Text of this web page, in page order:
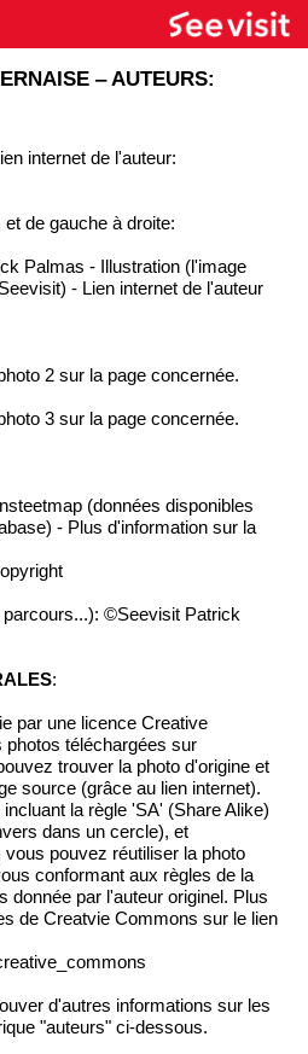
‒ AUTEURS:
internet de l'auteur:
et de gauche à droite:
Palmas - Illustration (l'image
- Lien internet de l'auteur
2 sur la page concernée.
3 sur la page concernée.
(données disponibles
- Plus d'information sur la
©Seevisit Patrick
:
par une licence Creative
téléchargées sur
trouver la photo d'origine et
source (grâce au lien internet).
la règle 'SA' (Share Alike)
dans un cercle), et
pouvez réutiliser la photo
conformant aux règles de la
donnée par l'auteur originel. Plus
de Creatvie Commons sur le lien
d'autres informations sur les
"auteurs" ci-dessous.